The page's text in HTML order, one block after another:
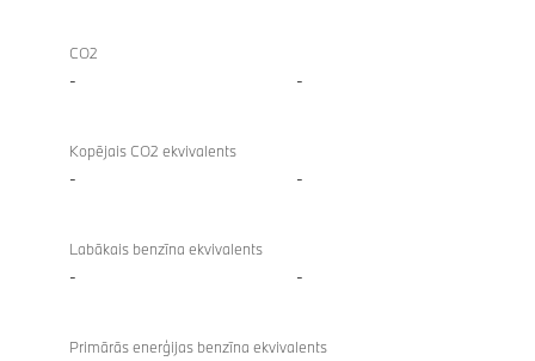
CO2
- -
Kopējais CO2 ekvivalents
- -
Labākais benzīna ekvivalents
- -
Primārās enerģijas benzīna ekvivalents